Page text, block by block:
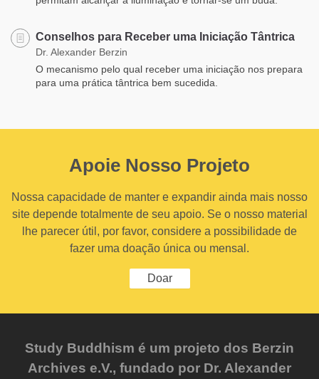
Conselhos para Receber uma Iniciação Tântrica
Dr. Alexander Berzin
O mecanismo pelo qual receber uma iniciação nos prepara
para uma prática tântrica bem sucedida.
Apoie Nosso Projeto
Nossa capacidade de manter e expandir ainda mais nosso
site depende totalmente de seu apoio. Se o nosso material
lhe parecer útil, por favor, considere a possibilidade de
fazer uma doação única ou mensal.
Doar
Study Buddhism é um projeto dos Berzin
Archives e.V., fundado por Dr. Alexander